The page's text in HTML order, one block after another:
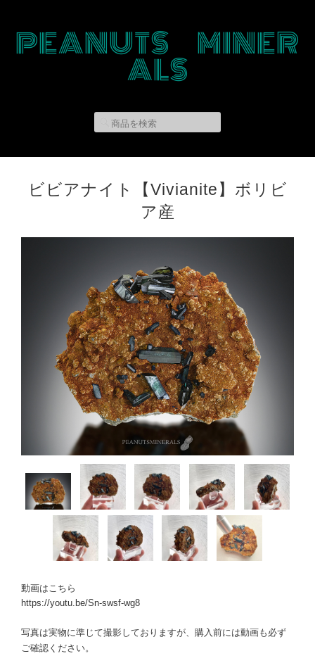
PEANUTS MINER
ALS
ビビアナイト【Vivianite】ボリビ
ア産
動画はこちら
https://youtu.be/Sn-swsf-wg8
写真は実物に準じて撮影しておりますが、購入前には動画も必ず
ご確認ください。